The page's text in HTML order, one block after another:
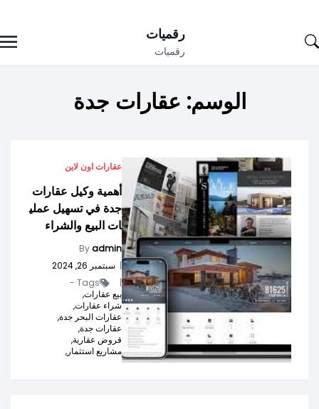
to
رقميات
رقميات
الوسم: عقارات جدة
عقارات اون لاين
أهمية وكيل عقارات
جدة في تسهيل عملي
ات البيع والشراء
Byadmin
| سبتمبر 26, 2024
|
Tags -
بيع عقارات,
شراء عقارات,
عقارات البحر جدة,
عقارات جدة,
قروض عقارية,
مشاريع استثمار,